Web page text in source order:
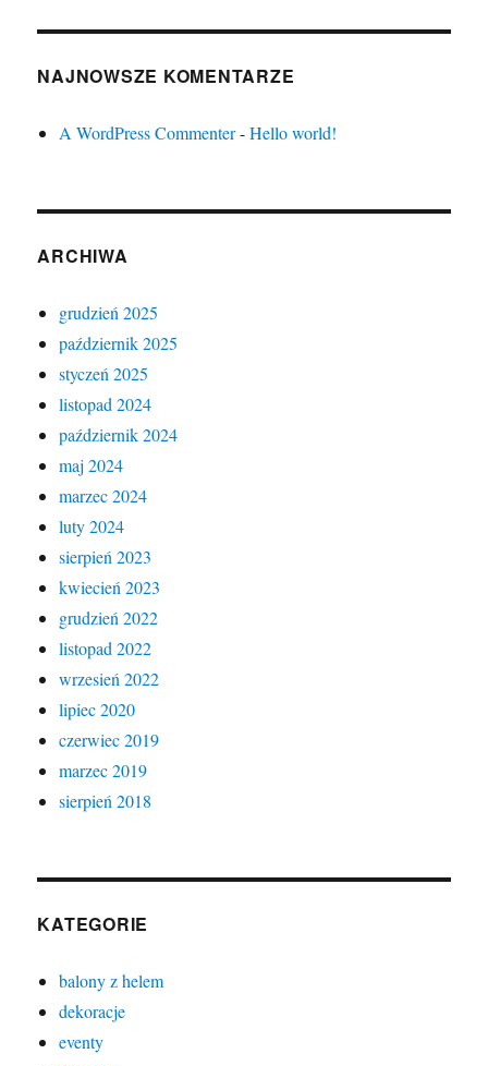
NAJNOWSZE KOMENTARZE
A WordPress Commenter-Hello world!
ARCHIWA
grudzień 2025
październik 2025
styczeń 2025
listopad 2024
październik 2024
maj 2024
marzec 2024
luty 2024
sierpień 2023
kwiecień 2023
grudzień 2022
listopad 2022
wrzesień 2022
lipiec 2020
czerwiec 2019
marzec 2019
sierpień 2018
KATEGORIE
balony z helem
dekoracje
eventy